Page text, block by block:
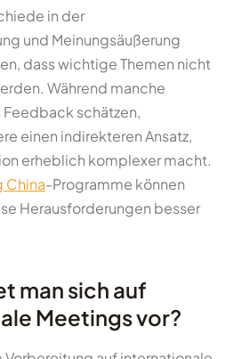
in der
und Meinungsäußerung
dass wichtige Themen nicht
Während manche
schätzen,
einen indirekteren Ansatz,
erheblich komplexer macht.
China-Programme können
Herausforderungen besser
man sich auf
Meetings vor?